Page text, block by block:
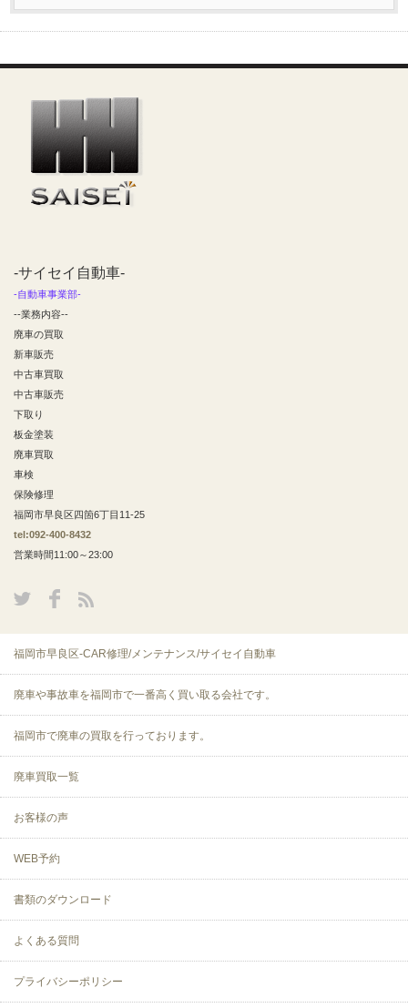
-サイセイ自動車-
-自動車事業部-
--業務内容--
廃車の買取
新車販売
中古車買取
中古車販売
下取り
板金塗装
廃車買取
車検
保険修理
福岡市早良区四箇6丁目11-25
tel:092-400-8432
営業時間11:00～23:00
福岡市早良区-CAR修理/メンテナンス/サイセイ自動車
廃車や事故車を福岡市で一番高く買い取る会社です。
福岡市で廃車の買取を行っております。
廃車買取一覧
お客様の声
WEB予約
書類のダウンロード
よくある質問
プライバシーポリシー